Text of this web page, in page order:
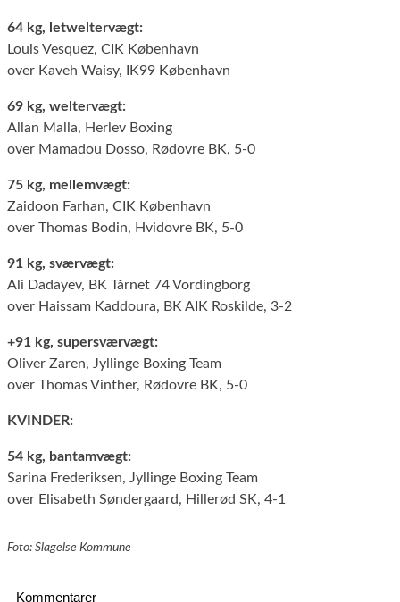
64 kg, letweltervægt:
Louis Vesquez, CIK København
over Kaveh Waisy, IK99 København
69 kg, weltervægt:
Allan Malla, Herlev Boxing
over Mamadou Dosso, Rødovre BK, 5-0
75 kg, mellemvægt:
Zaidoon Farhan, CIK København
over Thomas Bodin, Hvidovre BK, 5-0
91 kg, sværvægt:
Ali Dadayev, BK Tårnet 74 Vordingborg
over Haissam Kaddoura, BK AIK Roskilde, 3-2
+91 kg, supersværvægt:
Oliver Zaren, Jyllinge Boxing Team
over Thomas Vinther, Rødovre BK, 5-0
KVINDER:
54 kg, bantamvægt:
Sarina Frederiksen, Jyllinge Boxing Team
over Elisabeth Søndergaard, Hillerød SK, 4-1
Foto: Slagelse Kommune
Kommentarer